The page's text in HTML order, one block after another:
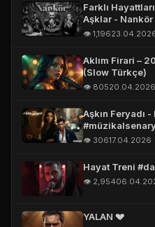
Farklı
Aşklar - Nankör | Türkçe
Story Video)
👁️ 1,196
Aklım Firari –
(Slow Türkçe)
👁️ 80520.04.2026
Aşkın Feryadı - Damar #damar #dinle
👁️ 30617.04.2026
Hayat Treni
👁️ 2,954
YALAN 💔